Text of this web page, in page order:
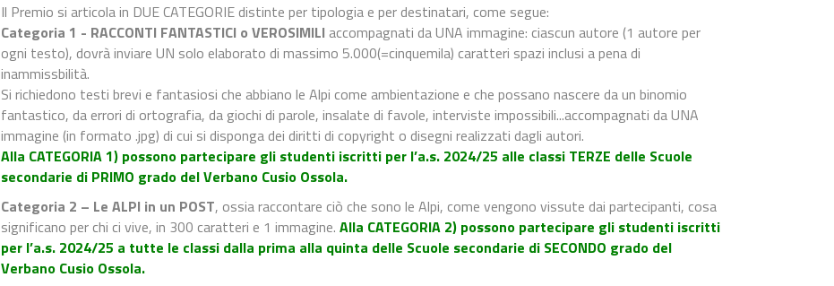
Il Premio si articola in DUE CATEGORIE distinte per tipologia e per destinatari, come segue:
Categoria 1 - RACCONTI FANTASTICI o VEROSIMILI accompagnati da UNA immagine: ciascun autore (1 autore per
ogni testo), dovrà inviare UN solo elaborato di massimo 5.000(=cinquemila) caratteri spazi inclusi a pena di
inammissbilità.
Si richiedono testi brevi e fantasiosi che abbiano le Alpi come ambientazione e che possano nascere da un binomio
fantastico, da errori di ortografia, da giochi di parole, insalate di favole, interviste impossibili...accompagnati da UNA
immagine (in formato .jpg) di cui si disponga dei diritti di copyright o disegni realizzati dagli autori.
Alla CATEGORIA 1) possono partecipare gli studenti iscritti per l’a.s. 2024/25 alle classi TERZE delle Scuole
secondarie di PRIMO grado del Verbano Cusio Ossola.
Categoria 2 – Le ALPI in un POST, ossia raccontare ciò che sono le Alpi, come vengono vissute dai partecipanti, cosa
significano per chi ci vive, in 300 caratteri e 1 immagine.Alla CATEGORIA 2) possono partecipare gli studenti iscritti
per l’a.s. 2024/25 a tutte le classi dalla prima alla quinta delle Scuole secondarie di SECONDO grado del
Verbano Cusio Ossola.